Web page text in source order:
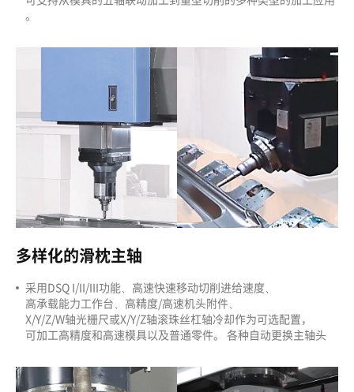
。
多样化的滑枕主轴
采用DSQ I/II/III功能、高速快速移动切削进给速度、
高承载能力工作台、高精度/高速机头附件、
X/Y/Z/W轴光栅尺或X/Y/Z轴滚珠丝杠轴冷却作为可选配置，
可加工高精度和高速模具以及普通零件。 各种自动更换主轴头